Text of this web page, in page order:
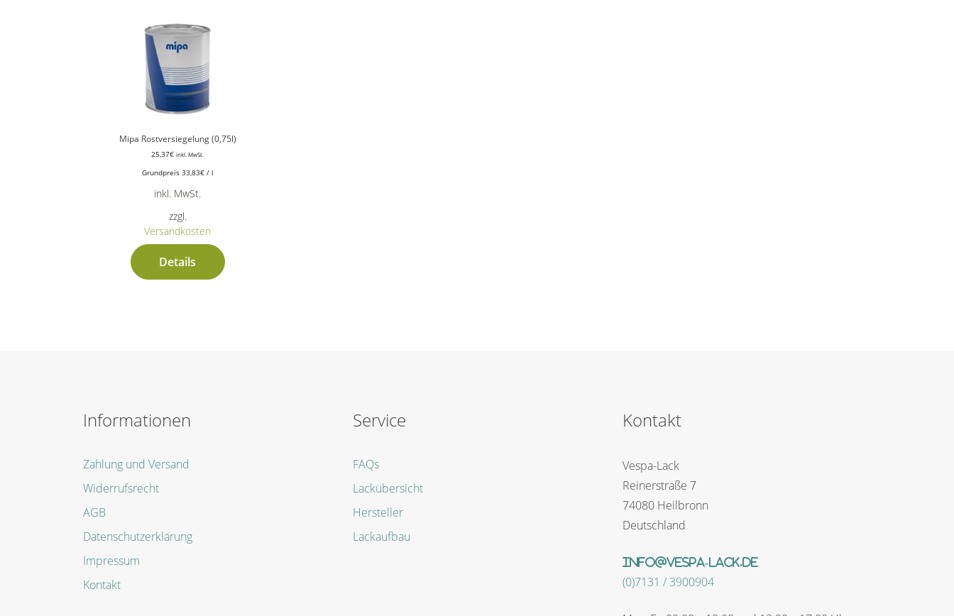
Mipa Rostversiegelung (0,75l)
25,37€ inkl. MwSt.
Grundpreis 33,83€/ l
inkl. MwSt.
zzgl.
Versandkosten
Details
Informationen
Zahlung und Versand
Widerrufsrecht
AGB
Datenschutzerklärung
Impressum
Kontakt
Service
FAQs
Lackübersicht
Hersteller
Lackaufbau
Kontakt
Vespa-Lack
Reinerstraße 7
74080 Heilbronn
Deutschland
info@vespa-lack.de
(0)7131 / 3900904